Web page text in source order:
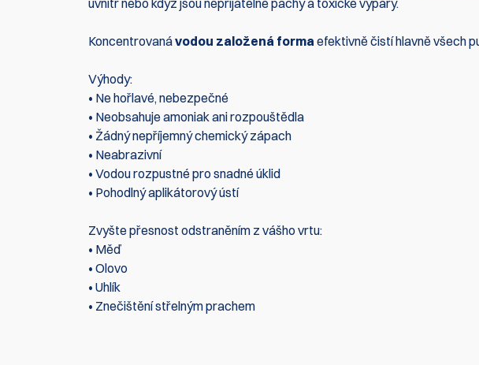
uvnitř nebo když jsou nepřijatelné pachy a toxické výpary.
Koncentrovanávodou založená formaefektivně čistí hlavně všech
Výhody:
• Ne hořlavé, nebezpečné
• Neobsahuje amoniak ani rozpouštědla
• Žádný nepříjemný chemický zápach
• Neabrazivní
• Vodou rozpustné pro snadné úklid
• Pohodlný aplikátorový ústí
Zvyšte přesnost odstraněním z vášho vrtu:
• Měď
• Olovo
• Uhlík
• Znečištění střelným prachem